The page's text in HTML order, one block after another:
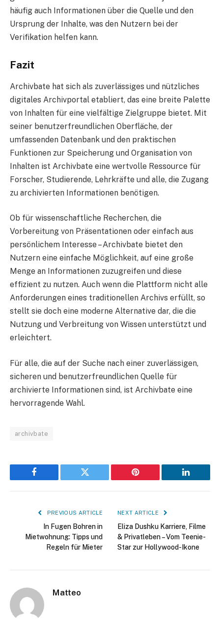
häufig auch Informationen über die Quelle und den
Ursprung der Inhalte, was den Nutzern bei der
Verifikation helfen kann.
Fazit
Archivbate hat sich als zuverlässiges und nützliches
digitales Archivportal etabliert, das eine breite Palette
von Inhalten für eine vielfältige Zielgruppe bietet. Mit
seiner benutzerfreundlichen Oberfläche, der
umfassenden Datenbank und den praktischen
Funktionen zur Speicherung und Organisation von
Inhalten ist Archivbate eine wertvolle Ressource für
Forscher, Studierende, Lehrkräfte und alle, die Zugang
zu archivierten Informationen benötigen.
Ob für wissenschaftliche Recherchen, die
Vorbereitung von Präsentationen oder einfach aus
persönlichem Interesse – Archivbate bietet den
Nutzern eine einfache Möglichkeit, auf eine große
Menge an Informationen zuzugreifen und diese
effizient zu nutzen. Auch wenn die Plattform nicht alle
Anforderungen eines traditionellen Archivs erfüllt, so
stellt sie doch eine moderne Alternative dar, die die
Nutzung und Verbreitung von Wissen unterstützt und
erleichtert.
Für alle, die auf der Suche nach einer zuverlässigen,
sicheren und benutzerfreundlichen Quelle für
archivierte Informationen sind, ist Archivbate eine
hervorragende Wahl.
archivbate
Facebook Twitter Pinterest LinkedIn
PREVIOUS ARTICLE
In Fugen Bohren in
Mietwohnung: Tipps und
Regeln für Mieter
NEXT ARTICLE
Eliza Dushku Karriere, Filme
& Privatleben – Vom Teenie-
Star zur Hollywood-Ikone
Matteo